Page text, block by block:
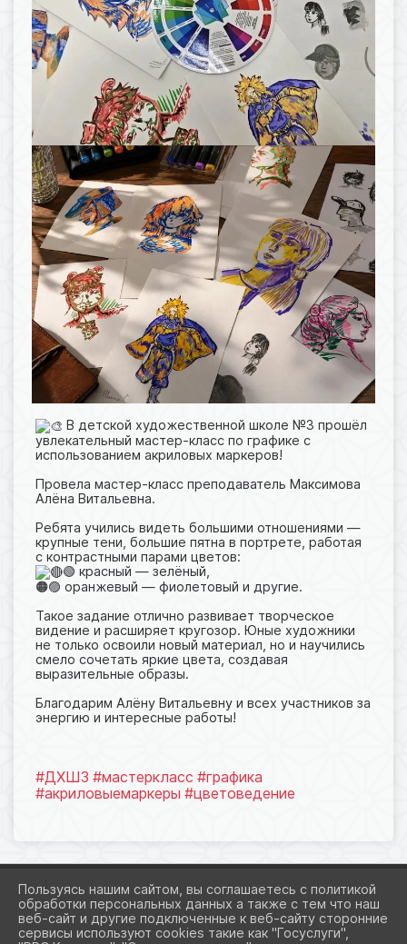
В детской художественной школе №3 прошёл
увлекательный мастер-класс по графике с
использованием акриловых маркеров!
Провела мастер-класс преподаватель Максимова
Алёна Витальевна.
Ребята учились видеть большими отношениями —
крупные тени, большие пятна в портрете, работая
с контрастными парами цветов:
🟢 красный — зелёный,
🟠🟣 оранжевый — фиолетовый и другие.
Такое задание отлично развивает творческое
видение и расширяет кругозор. Юные художники
не только освоили новый материал, но и научились
смело сочетать яркие цвета, создавая
выразительные образы.
Благодарим Алёну Витальевну и всех участников за
энергию и интересные работы!
#ДХШ3 #мастеркласс #графика
#акриловыемаркеры #цветоведение
2026 Г. ART-3.RU
ВХОД
Пользуясь нашим сайтом, вы соглашаетесь с политикой
обработки персональных данных а также с тем что наш
веб-сайт и другие подключенные к веб-сайту сторонние
сервисы используют cookies такие как "Госуслуги",